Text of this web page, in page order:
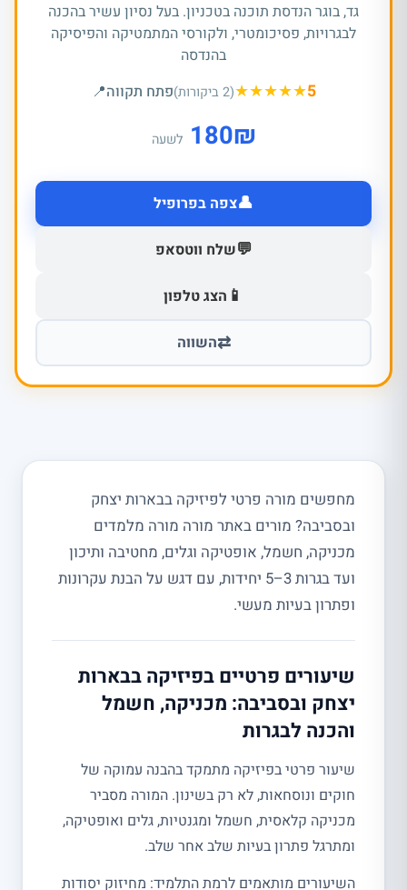
גד, בוגר הנדסת תוכנה בטכניון. בעל נסיון עשיר בהכנה
לבגרויות, פסיכומטרי, ולקורסי המתמטיקה והפיסיקה
בהנדסה
(2 ביקורות)★★★★★5 פתח תקווה📍
₪
180 לשעה
👤צפה בפרופיל
💬שלח ווטסאפ
📱 הצג טלפון
⇄השווה
מחפשים מורה פרטי לפיזיקה בבארות יצחק
ובסביבה? מורים באתר מורה מורה מלמדים
מכניקה, חשמל, אופטיקה וגלים, מחטיבה ותיכון
ועד בגרות 3–5 יחידות, עם דגש על הבנת עקרונות
ופתרון בעיות מעשי.
שיעורים פרטיים בפיזיקה בבארות
יצחק ובסביבה: מכניקה, חשמל
והכנה לבגרות
שיעור פרטי בפיזיקה מתמקד בהבנה עמוקה של
חוקים ונוסחאות, לא רק בשינון. המורה מסביר
מכניקה קלאסית, חשמל ומגנטיות, גלים ואופטיקה,
ומתרגל פתרון בעיות שלב אחר שלב.
השיעורים מותאמים לרמת התלמיד: מחיזוק יסודות